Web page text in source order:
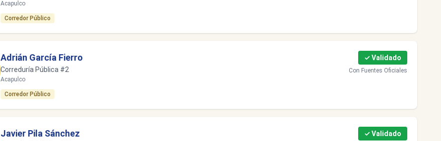
Acapulco
Corredor Público
Adrián García Fierro
Correduría Pública #2
Acapulco
✓ Validado
Con Fuentes Oficiales
Corredor Público
Javier Pila Sánchez ✓ Validado